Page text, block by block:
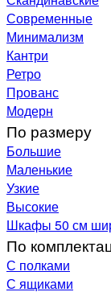
Современные
Минимализм
Кантри
Ретро
Прованс
Модерн
По размеру
Большие
Маленькие
Узкие
Высокие
Шкафы 50 см
По
С полками
С ящиками